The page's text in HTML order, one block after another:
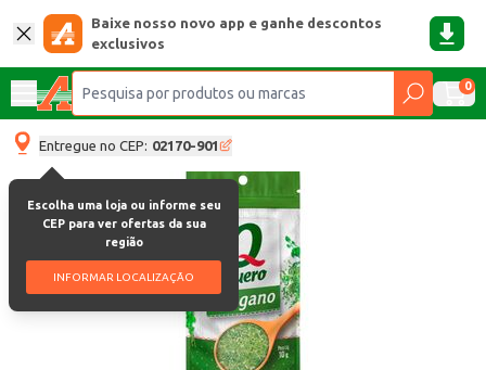
Baixe nosso novo app e ganhe descontos
exclusivos
0
Entregue no CEP: 02170-901
Escolha uma loja ou informe seu
CEP para ver ofertas da sua
região
INFORMAR LOCALIZAÇÃO